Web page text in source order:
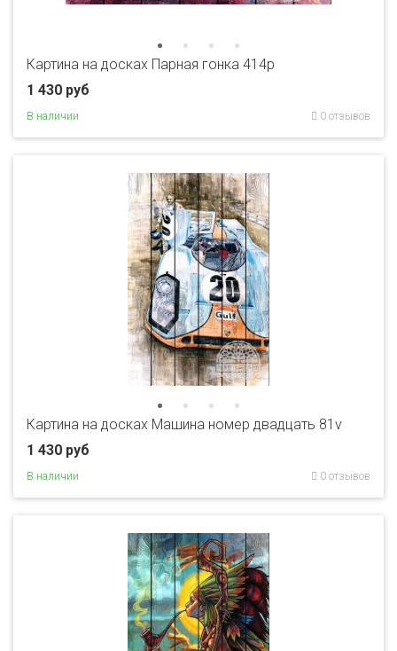
Картина на досках Парная гонка 414p
1 430 руб
В наличии 0 отзывов
Картина на досках Машина номер двадцать 81v
1 430 руб
В наличии 0 отзывов